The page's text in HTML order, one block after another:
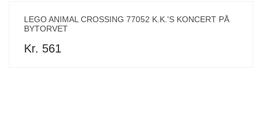
LEGO ANIMAL CROSSING 77052 K.K.'S KONCERT PÅ
BYTORVET
Kr. 561